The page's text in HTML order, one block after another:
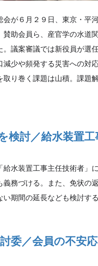
が６月２９日、東京・平
助会員ら、産官学の水道
。議案審議では新役員が選
少や頻発する災害への対
り巻く課題は山積。課題
検討／給水装置
水装置工事主任技術者」
務づける。また、免状の
期間の延長なども検討す
委／会員の不安